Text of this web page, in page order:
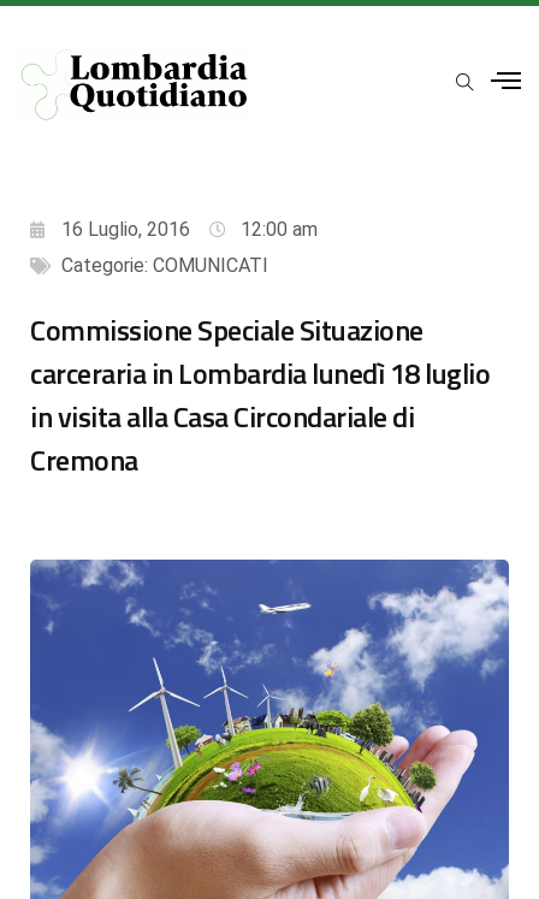
16 Luglio, 2016
12:00 am
Categorie: COMUNICATI
Commissione Speciale Situazione
carceraria in Lombardia lunedì 18 luglio
in visita alla Casa Circondariale di
Cremona